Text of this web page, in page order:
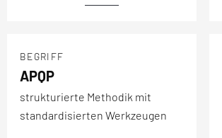
BEGRIFF
APQP
strukturierte Methodik mit
standardisierten Werkzeugen